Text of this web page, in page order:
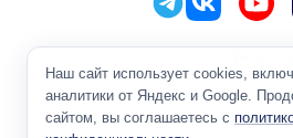
Оферта
Наш сайт использует cookies,
аналитики от Яндекс и Google.
сайтом, вы соглашаетесь с